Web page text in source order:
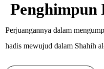
Penghimpun
Perjuangannya dalam
hadis mewujud dalam Shahih